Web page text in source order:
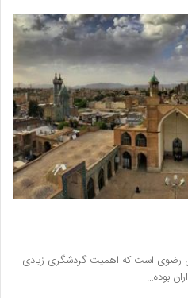
رضوی است که اهمیت گردشگری زیادی
بوده…